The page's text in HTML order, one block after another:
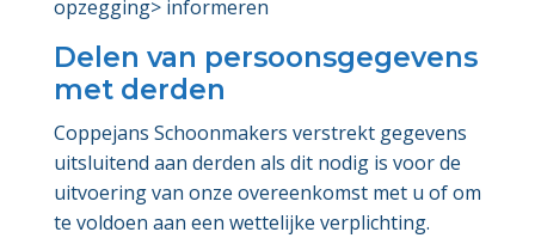
opzegging> informeren
Delen van persoonsgegevens
met derden
Coppejans Schoonmakers verstrekt gegevens
uitsluitend aan derden als dit nodig is voor de
uitvoering van onze overeenkomst met u of om
te voldoen aan een wettelijke verplichting.